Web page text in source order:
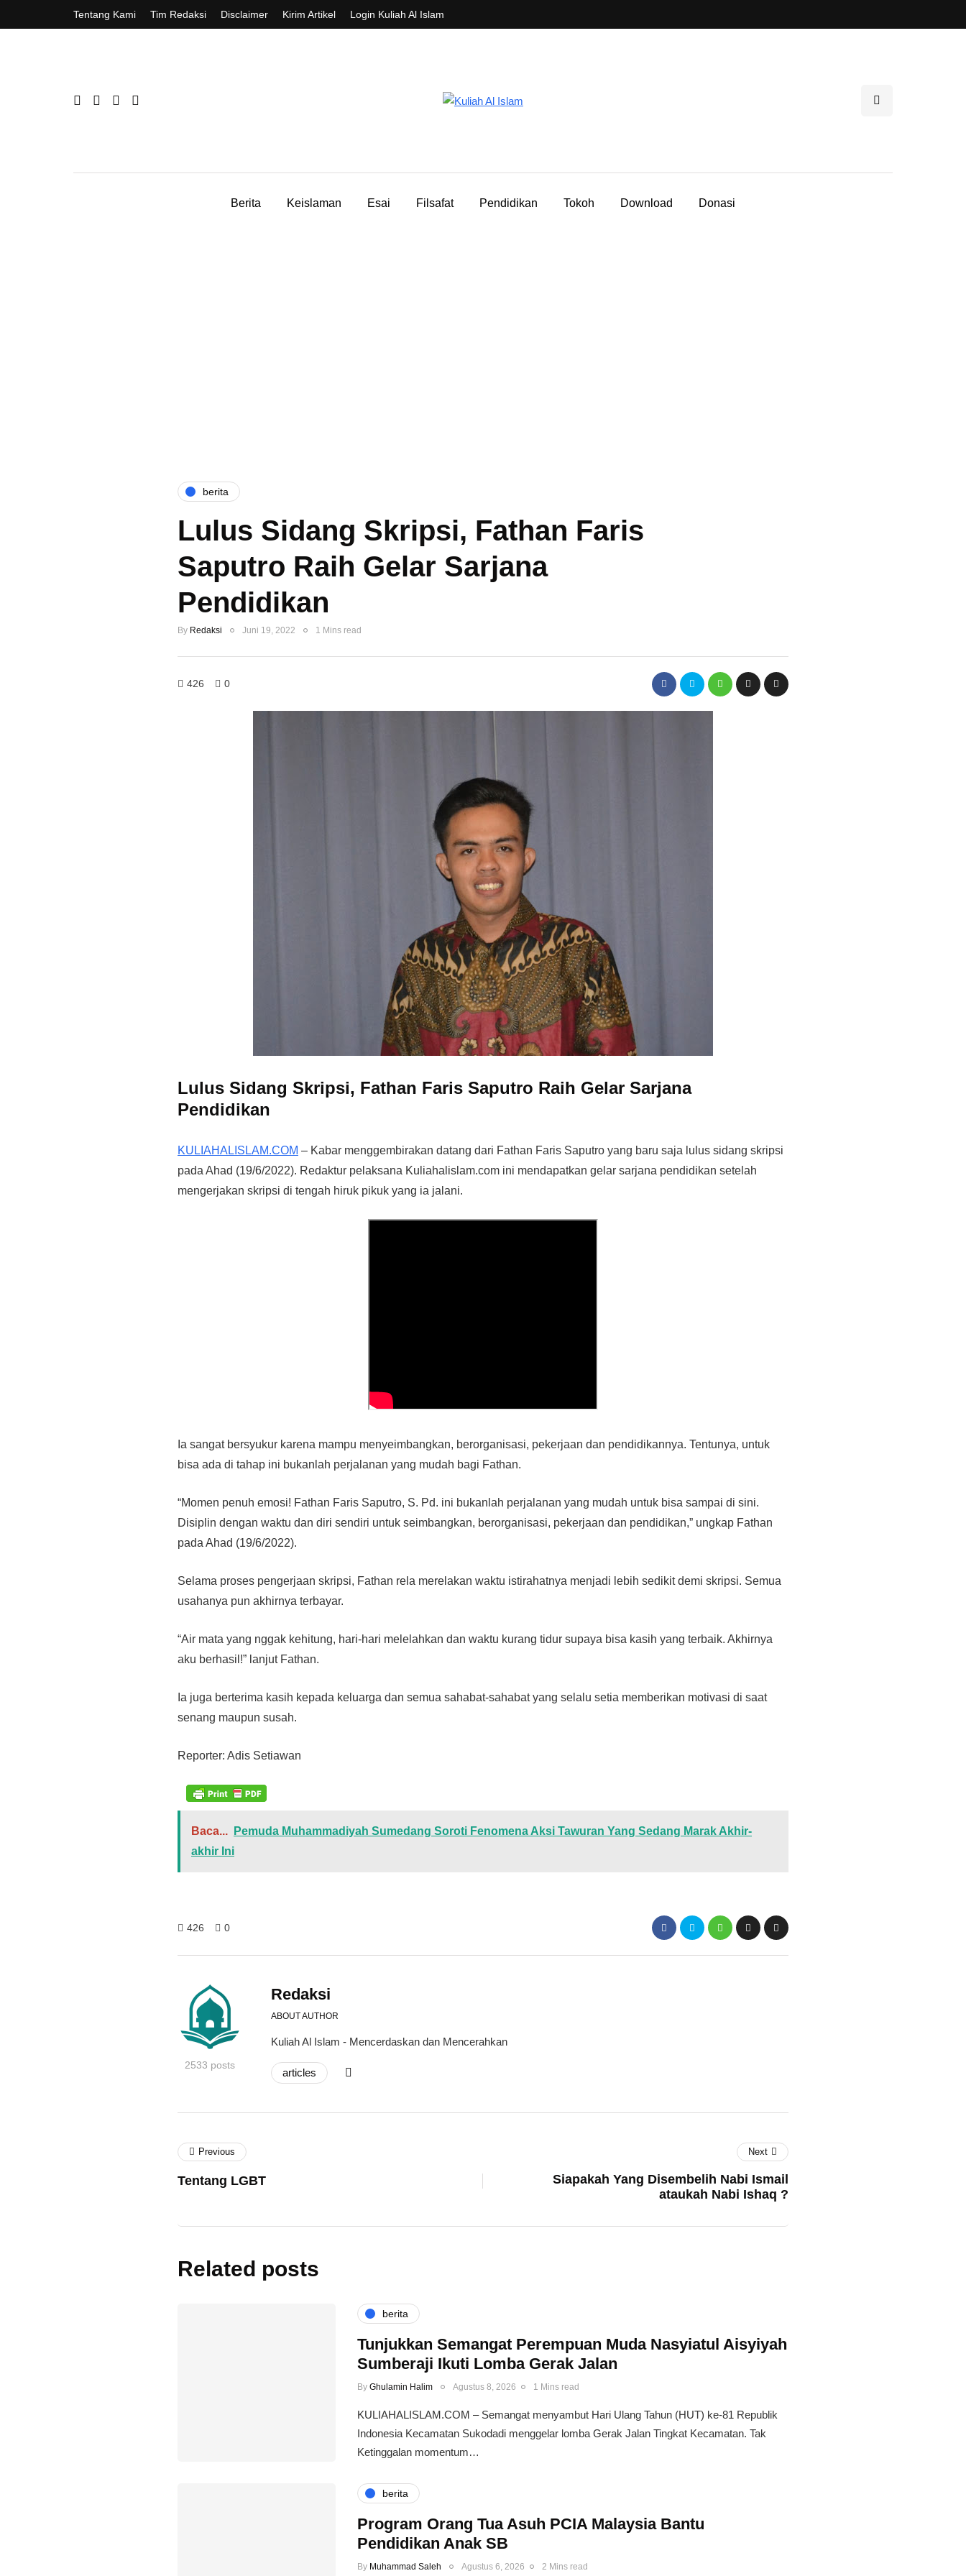
Tentang Kami Tim Redaksi Disclaimer Kirim Artikel Login Kuliah Al Islam
Berita Keislaman Esai Filsafat Pendidikan Tokoh Download Donasi
berita
Lulus Sidang Skripsi, Fathan Faris
Saputro Raih Gelar Sarjana
Pendidikan
By Redaksi Juni 19, 2022 1 Mins read
426 0
Lulus Sidang Skripsi, Fathan Faris Saputro Raih Gelar Sarjana
Pendidikan
KULIAHALISLAM.COM – Kabar menggembirakan datang dari Fathan Faris Saputro yang baru saja lulus sidang skripsi
pada Ahad (19/6/2022). Redaktur pelaksana Kuliahalislam.com ini mendapatkan gelar sarjana pendidikan setelah
mengerjakan skripsi di tengah hiruk pikuk yang ia jalani.
Ia sangat bersyukur karena mampu menyeimbangkan, berorganisasi, pekerjaan dan pendidikannya. Tentunya, untuk
bisa ada di tahap ini bukanlah perjalanan yang mudah bagi Fathan.
“Momen penuh emosi! Fathan Faris Saputro, S. Pd. ini bukanlah perjalanan yang mudah untuk bisa sampai di sini.
Disiplin dengan waktu dan diri sendiri untuk seimbangkan, berorganisasi, pekerjaan dan pendidikan,” ungkap Fathan
pada Ahad (19/6/2022).
Selama proses pengerjaan skripsi, Fathan rela merelakan waktu istirahatnya menjadi lebih sedikit demi skripsi. Semua
usahanya pun akhirnya terbayar.
“Air mata yang nggak kehitung, hari-hari melelahkan dan waktu kurang tidur supaya bisa kasih yang terbaik. Akhirnya
aku berhasil!” lanjut Fathan.
Ia juga berterima kasih kepada keluarga dan semua sahabat-sahabat yang selalu setia memberikan motivasi di saat
senang maupun susah.
Reporter: Adis Setiawan
Baca...
Pemuda Muhammadiyah Sumedang Soroti Fenomena Aksi Tawuran Yang Sedang Marak Akhir-
akhir Ini
426 0
2533 posts
Redaksi
ABOUT AUTHOR
Kuliah Al Islam - Mencerdaskan dan Mencerahkan
articles
Previous
Tentang LGBT
Next
Siapakah Yang Disembelih Nabi Ismail
ataukah Nabi Ishaq ?
Related posts
berita
Tunjukkan Semangat Perempuan Muda Nasyiatul Aisyiyah
Sumberaji Ikuti Lomba Gerak Jalan
By Ghulamin Halim Agustus 8, 2026 1 Mins read
KULIAHALISLAM.COM – Semangat menyambut Hari Ulang Tahun (HUT) ke-81 Republik
Indonesia Kecamatan Sukodadi menggelar lomba Gerak Jalan Tingkat Kecamatan. Tak
Ketinggalan momentum…
berita
Program Orang Tua Asuh PCIA Malaysia Bantu
Pendidikan Anak SB
By Muhammad Saleh Agustus 6, 2026 2 Mins read